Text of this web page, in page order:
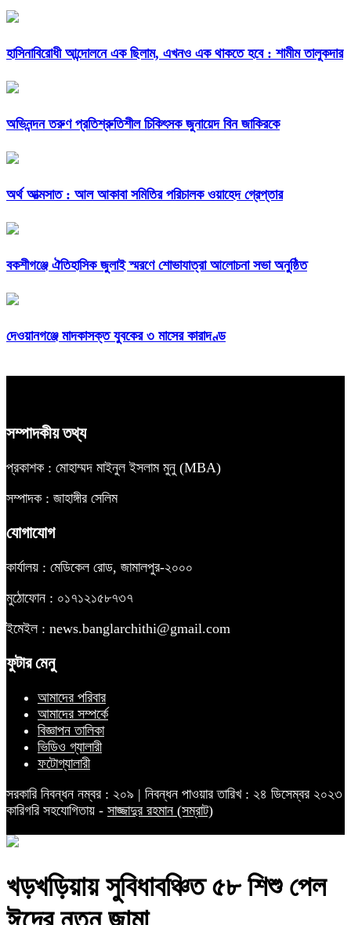
হাসিনাবিরোধী আন্দোলনে এক ছিলাম, এখনও এক থাকতে হবে : শামীম তালুকদার
অভিনন্দন তরুণ প্রতিশ্রুতিশীল চিকিৎসক জুনায়েদ বিন জাকিরকে
অর্থ আত্মসাত : আল আকাবা সমিতির পরিচালক ওয়াহেদ গ্রেপ্তার
বকশীগঞ্জে ঐতিহাসিক জুলাই স্মরণে শোভাযাত্রা আলোচনা সভা অনুষ্ঠিত
দেওয়ানগঞ্জে মাদকাসক্ত যুবকের ৩ মাসের কারাদণ্ড
সম্পাদকীয় তথ্য
প্রকাশক : মোহাম্মদ মাইনুল ইসলাম মুনু (MBA)
সম্পাদক : জাহাঙ্গীর সেলিম
যোগাযোগ
কার্যালয় : মেডিকেল রোড, জামালপুর-২০০০
মুঠোফোন : ০১৭১২১৫৮৭৩৭
ইমেইল : news.banglarchithi@gmail.com
ফুটার মেনু
আমাদের পরিবার
আমাদের সম্পর্কে
বিজ্ঞাপন তালিকা
ভিডিও গ্যালারী
ফটোগ্যালারী
সরকারি নিবন্ধন নম্বর : ২০৯ | নিবন্ধন পাওয়ার তারিখ : ২৪ ডিসেম্বর ২০২৩
কারিগরি সহযোগিতায় - সাজ্জাদুর রহমান (সম্রাট)
খড়খড়িয়ায় সুবিধাবঞ্চিত ৫৮ শিশু পেল